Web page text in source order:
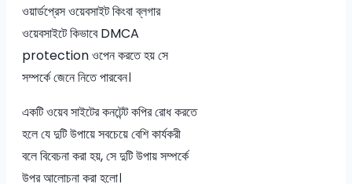
ওয়ার্ডপ্রেস ওয়েবসাইট কিংবা ব্লগার
ওয়েবসাইটে কিভাবে DMCA
protection ওপেন করতে হয় সে
সম্পর্কে জেনে নিতে পারবেন।
একটি ওয়েব সাইটের কনটেন্ট কপির রোধ করতে
হলে যে দুটি উপায়ে সবচেয়ে বেশি কার্যকরী
বলে বিবেচনা করা হয়, সে দুটি উপায় সম্পর্কে
উপর আলোচনা করা হলো।